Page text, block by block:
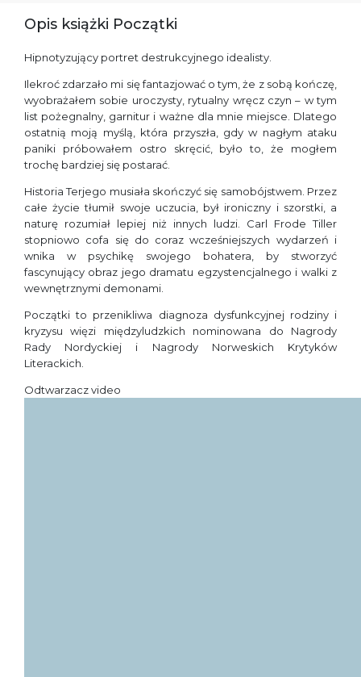
Opis książki Początki
Hipnotyzujący portret destrukcyjnego idealisty.
Ilekroć zdarzało mi się fantazjować o tym, że z sobą kończę,
wyobrażałem sobie uroczysty, rytualny wręcz czyn – w tym
list pożegnalny, garnitur i ważne dla mnie miejsce. Dlatego
ostatnią moją myślą, która przyszła, gdy w nagłym ataku
paniki próbowałem ostro skręcić, było to, że mogłem
trochę bardziej się postarać.
Historia Terjego musiała skończyć się samobójstwem. Przez
całe życie tłumił swoje uczucia, był ironiczny i szorstki, a
naturę rozumiał lepiej niż innych ludzi. Carl Frode Tiller
stopniowo cofa się do coraz wcześniejszych wydarzeń i
wnika w psychikę swojego bohatera, by stworzyć
fascynujący obraz jego dramatu egzystencjalnego i walki z
wewnętrznymi demonami.
Początki to przenikliwa diagnoza dysfunkcyjnej rodziny i
kryzysu więzi międzyludzkich nominowana do Nagrody
Rady Nordyckiej i Nagrody Norweskich Krytyków
Literackich.
Odtwarzacz video